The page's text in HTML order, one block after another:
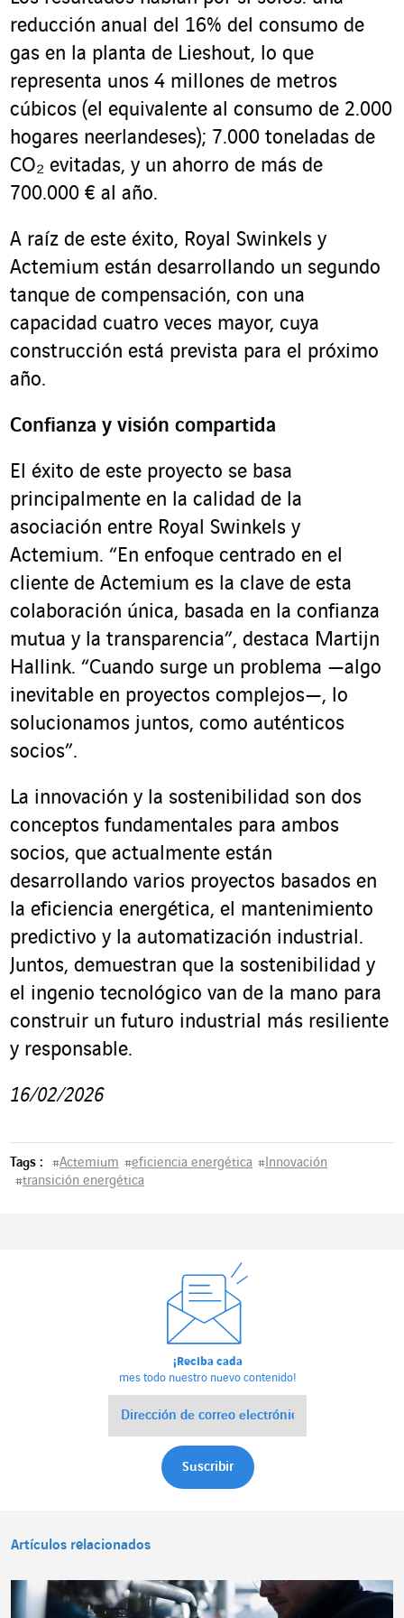
reducción anual del 16% del consumo de
gas en la planta de Lieshout, lo que
representa unos 4 millones de metros
cúbicos (el equivalente al consumo de 2.000
hogares neerlandeses); 7.000 toneladas de
CO₂ evitadas, y un ahorro de más de
700.000 € al año.
A raíz de este éxito, Royal Swinkels y
Actemium están desarrollando un segundo
tanque de compensación, con una
capacidad cuatro veces mayor, cuya
construcción está prevista para el próximo
año.
Confianza y visión compartida
El éxito de este proyecto se basa
principalmente en la calidad de la
asociación entre Royal Swinkels y
Actemium. “En enfoque centrado en el
cliente de Actemium es la clave de esta
colaboración única, basada en la confianza
mutua y la transparencia”, destaca Martijn
Hallink. “Cuando surge un problema —algo
inevitable en proyectos complejos—, lo
solucionamos juntos, como auténticos
socios”.
La innovación y la sostenibilidad son dos
conceptos fundamentales para ambos
socios, que actualmente están
desarrollando varios proyectos basados en
la eficiencia energética, el mantenimiento
predictivo y la automatización industrial.
Juntos, demuestran que la sostenibilidad y
el ingenio tecnológico van de la mano para
construir un futuro industrial más resiliente
y responsable.
16/02/2026
Tags : #Actemium #eficiencia energética #Innovación
#transición energética
¡Reciba cada
mes todo nuestro nuevo contenido!
Artículos relacionados